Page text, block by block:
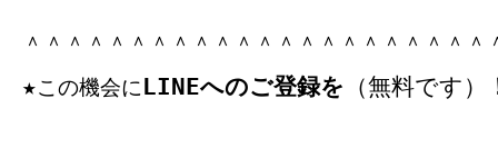
＾＾＾＾＾＾＾＾＾＾＾＾＾＾＾＾＾＾＾＾＾
★この機会にLINEへのご登録を （無料です）